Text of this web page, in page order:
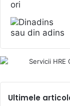
Ultimele